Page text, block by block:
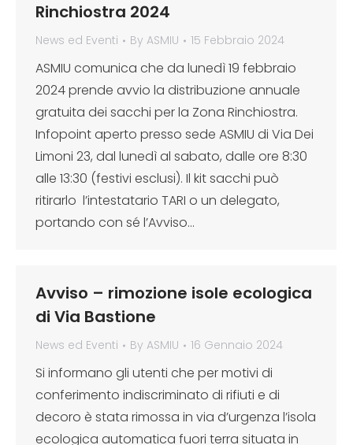
Rinchiostra 2024
News ed Eventi By ASMIU 15 Febbraio 2024
ASMIU comunica che da lunedì 19 febbraio
2024 prende avvio la distribuzione annuale
gratuita dei sacchi per la Zona Rinchiostra.
Infopoint aperto presso sede ASMIU di Via Dei
Limoni 23, dal lunedì al sabato, dalle ore 8:30
alle 13:30 (festivi esclusi). Il kit sacchi può
ritirarlo l’intestatario TARI o un delegato,
portando con sé l’Avviso…
Avviso – rimozione isole ecologica
di Via Bastione
News ed Eventi By ASMIU 16 Gennaio 2024
Si informano gli utenti che per motivi di
conferimento indiscriminato di rifiuti e di
decoro è stata rimossa in via d’urgenza l’isola
ecologica automatica fuori terra situata in